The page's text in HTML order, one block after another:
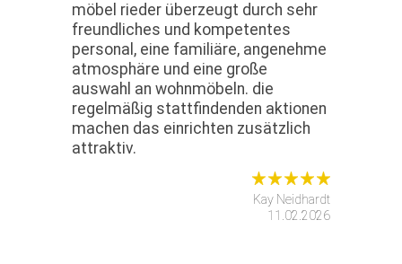
möbel rieder überzeugt durch sehr
freundliches und kompetentes
personal, eine familiäre, angenehme
atmosphäre und eine große
auswahl an wohnmöbeln. die
regelmäßig stattfindenden aktionen
machen das einrichten zusätzlich
attraktiv.
Kay Neidhardt
11.02.2026